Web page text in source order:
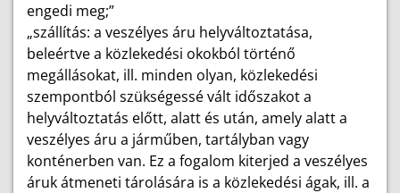
engedi meg;”
„szállítás: a veszélyes áru helyváltoztatása,
beleértve a közlekedési okokból történő
megállásokat, ill. minden olyan, közlekedési
szempontból szükségessé vált időszakot a
helyváltoztatás előtt, alatt és után, amely alatt a
veszélyes áru a járműben, tartályban vagy
konténerben van. Ez a fogalom kiterjed a veszélyes
áruk átmeneti tárolására is a közlekedési ágak, ill. a